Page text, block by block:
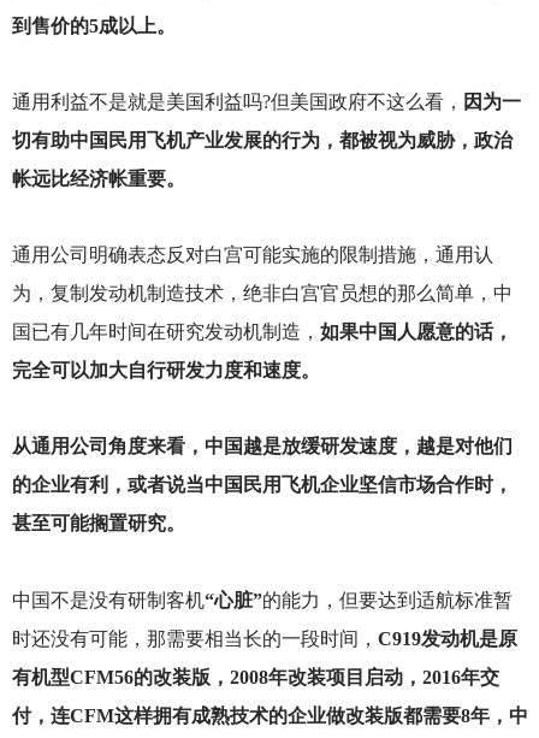
到售价的5成以上。
通用利益不是就是美国利益吗?但美国政府不这么看， 因为一
切有助中国民用飞机产业发展的行为，都被视为威胁，政治
帐远比经济帐重要。
通用公司明确表态反对白宫可能实施的限制措施，通用认
为，复制发动机制造技术，绝非白宫官员想的那么简单，中
国已有几年时间在研究发动机制造， 如果中国人愿意的话，
完全可以加大自行研发力度和速度。
从通用公司角度来看，中国越是放缓研发速度，越是对他们
的企业有利，或者说当中国民用飞机企业坚信市场合作时，
甚至可能搁置研究。
中国不是没有研制客机“心脏”的能力，但要达到适航标准暂
时还没有可能，那需要相当长的一段时间， C919发动机是原
有机型CFM56的改装版，2008年改装项目启动，2016年交
付，连CFM这样拥有成熟技术的企业做改装版都需要8年，中